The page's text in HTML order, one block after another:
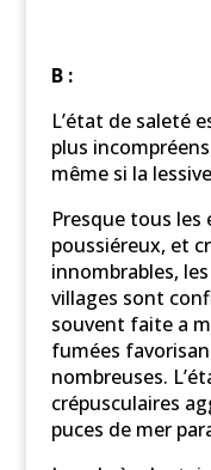
B :
L’état de saleté
plus
même si la
Presque tous
poussiéreux, et
innombrables,
villages sont
souvent faite a
fumées
nombreuses.
crépusculaires
puces de mer